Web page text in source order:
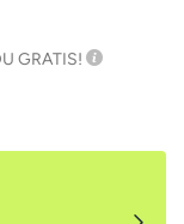
GRATIS!